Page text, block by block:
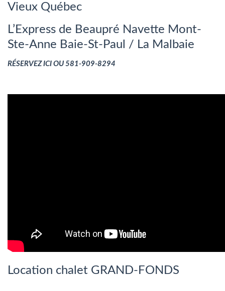
Vieux Québec
L’Express de Beaupré Navette Mont-
Ste-Anne Baie-St-Paul / La Malbaie
RÉSERVEZ ICI OU 581-909-8294
Location chalet GRAND-FONDS